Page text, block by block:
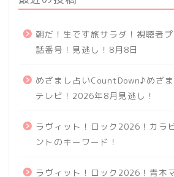
朝だ！生です旅サラダ！視聴者
話番号！見逃し！8月8日
めざまし占いCountDown♪めざ
テレビ！2026年8月見逃し！
ラヴィット！ロック2026！カラ
ントのキーワード！
ラヴィット！ロック2026！青木